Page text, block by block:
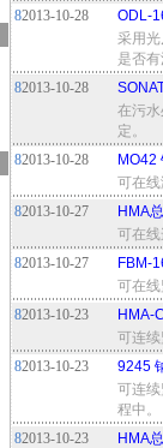
82013-10-28
ODL-
采用
是否
82013-10-28
在污
定。
82013-10-28
MO42
可在
82013-10-27
HMA
可在
82013-10-27
FBM-
可在
82013-10-23
HMA-
可连
82013-10-23
9245
可连
程中。
82013-10-23
HMA